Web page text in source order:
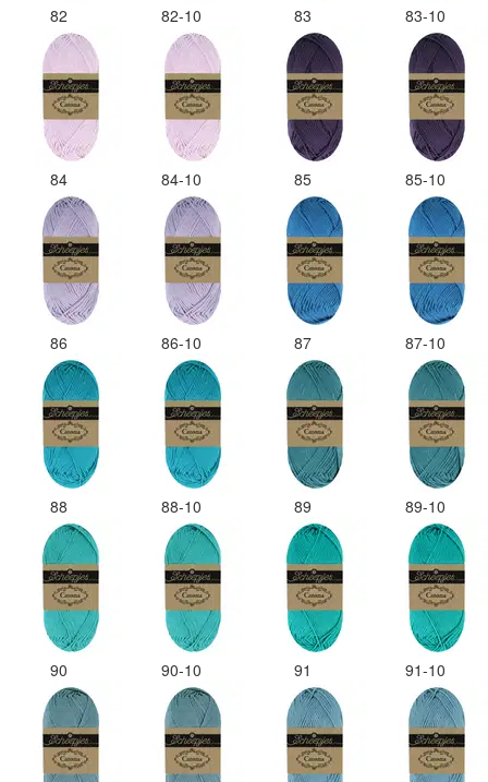
82 82-10 83 83-10
84 84-10 85 85-10
86 86-10 87 87-10
88 88-10 89 89-10
90 90-10 91 91-10